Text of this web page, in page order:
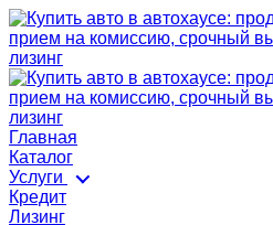
Главная
Каталог
Услуги
Кредит
Лизинг